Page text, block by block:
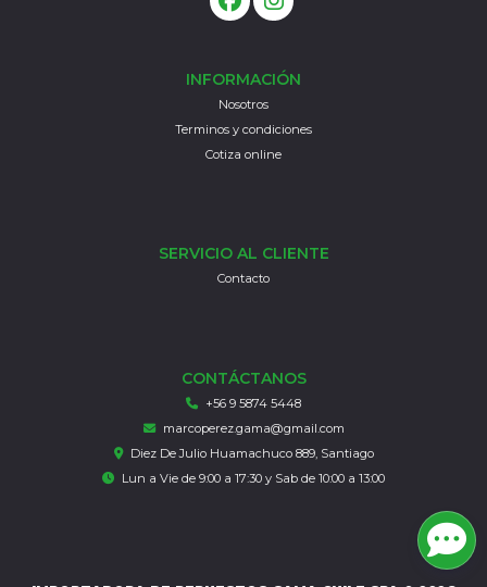
INFORMACIÓN
Nosotros
Terminos y condiciones
Cotiza online
SERVICIO AL CLIENTE
Contacto
CONTÁCTANOS
+56 9 5874 5448
marcoperez.gama@gmail.com
Diez De Julio Huamachuco 889, Santiago
Lun a Vie de 9:00 a 17:30 y Sab de 10:00 a 13:00